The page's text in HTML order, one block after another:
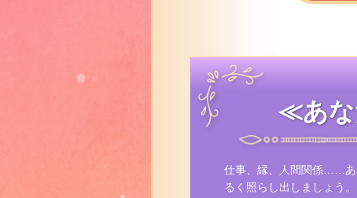
≪あな
仕事、縁、人間関係……あ
るく照らし出しましょう